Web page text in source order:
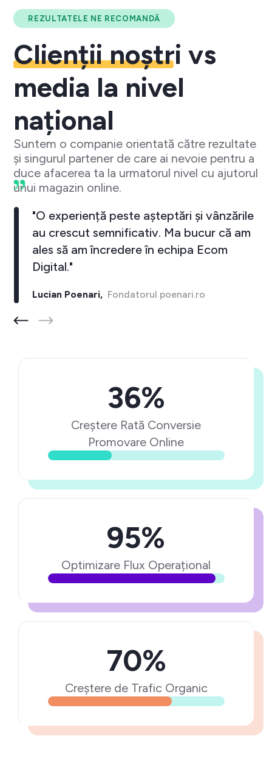
REZULTATELE NE RECOMANDĂ
Clienții noștri vs
media la nivel
național
Suntem o companie orientată către rezultate
și singurul partener de care ai nevoie pentru a
duce afacerea ta la urmatorul nivel cu ajutorul
unui magazin online.
"O experiență peste așteptări și vânzările
au crescut semnificativ. Ma bucur că am
ales să am încredere în echipa Ecom
Digital."
Lucian Poenari,Fondatorul poenari.ro
36%
Creștere Rată Conversie
Promovare Online
95%
Optimizare Flux Operațional
70%
Creștere de Trafic Organic